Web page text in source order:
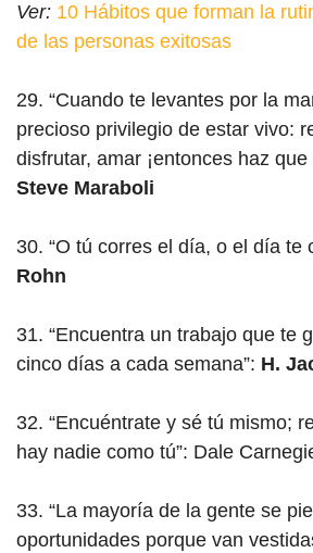
Ver: 10 Hábitos que forman la
de las personas exitosas
29. “Cuando te levantes por la
precioso privilegio de estar vivo:
disfrutar, amar ¡entonces haz
Steve Maraboli
30. “O tú corres el día, o el día te
Rohn
31. “Encuentra un trabajo que te
cinco días a cada semana”: H.
32. “Encuéntrate y sé tú mismo;
hay nadie como tú”: Dale
33. “La mayoría de la gente se
oportunidades porque van